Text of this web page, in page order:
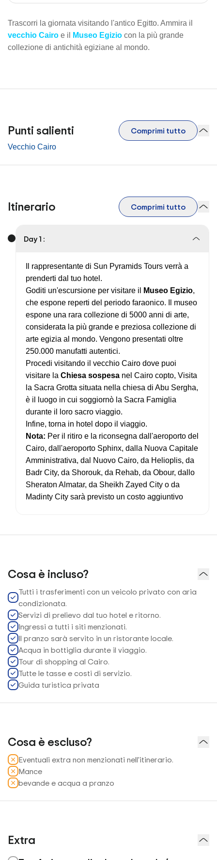
Trascorri la giornata visitando l'antico Egitto. Ammira il
vecchio Cairo e il Museo Egizio con la più grande
collezione di antichità egiziane al mondo.
Punti salienti Comprimi tutto
Vecchio Cairo
Itinerario Comprimi tutto
Day 1 :
Il rappresentante di Sun Pyramids Tours verrà a
prenderti dal tuo hotel.
Goditi un'escursione per visitare il
Museo Egizio,
che espone reperti del periodo faraonico. Il museo
espone una rara collezione di 5000 anni di arte,
considerata la più grande e preziosa collezione di
arte egizia al mondo. Vengono presentati oltre
250.000 manufatti autentici.
Procedi visitando il vecchio Cairo dove puoi
visitare la Chiesa sospesa nel Cairo copto, Visita
la Sacra Grotta situata nella chiesa di Abu Sergha,
è il luogo in cui soggiornò la Sacra Famiglia
durante il loro sacro viaggio.
Infine, torna in hotel dopo il viaggio.
Nota: Per il ritiro e la riconsegna dall'aeroporto del
Cairo, dall'aeroporto Sphinx, dalla Nuova Capitale
Amministrativa, dal Nuovo Cairo, da Helioplis, da
Badr City, da Shorouk, da Rehab, da Obour, dallo
Sheraton Almatar, da Sheikh Zayed City o da
Madinty City sarà previsto un costo aggiuntivo
Cosa è incluso?
Tutti i trasferimenti con un veicolo privato con aria
condizionata.
Servizi di prelievo dal tuo hotel e ritorno.
Ingressi a tutti i siti menzionati.
Il pranzo sarà servito in un ristorante locale.
Acqua in bottiglia durante il viaggio.
Tour di shopping al Cairo.
Tutte le tasse e costi di servizio.
Guida turistica privata
Cosa è escluso?
Eventuali extra non menzionati nell'itinerario.
Mance
bevande e acqua a pranzo
Extra